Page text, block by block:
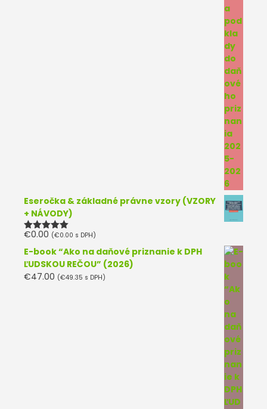
Eseročka & základné právne vzory (VZORY
+ NÁVODY)
Hodnotenie
€0.00 (€0.00 s DPH)
E-book “Ako na daňové priznanie k DPH
ĽUDSKOU REČOU” (2026)
€47.00 (€49.35 s DPH)